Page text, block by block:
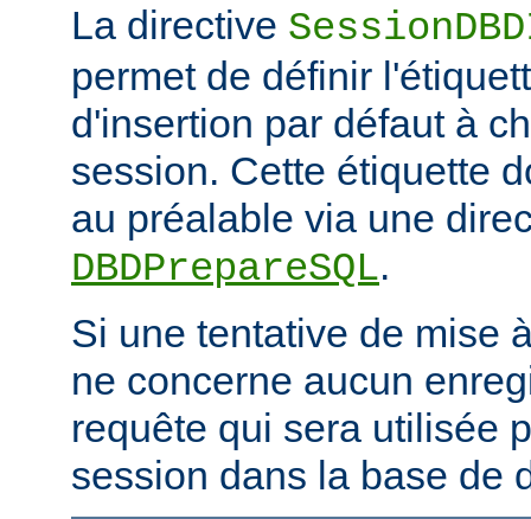
La directive
permet de définir
d'insertion par défaut à
session. Cette étiquette
au préalable via une
DBDPrepareSQL.
Si une tentative de mise
ne concerne aucun
requête qui sera utilisée
session dans la base de